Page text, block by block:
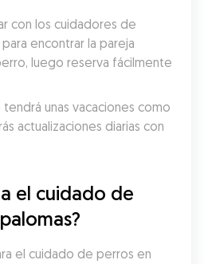
con los cuidadores de
encontrar la pareja
luego reserva fácilmente
unas vacaciones como
actualizaciones diarias con
el cuidado de
el cuidado de perros en